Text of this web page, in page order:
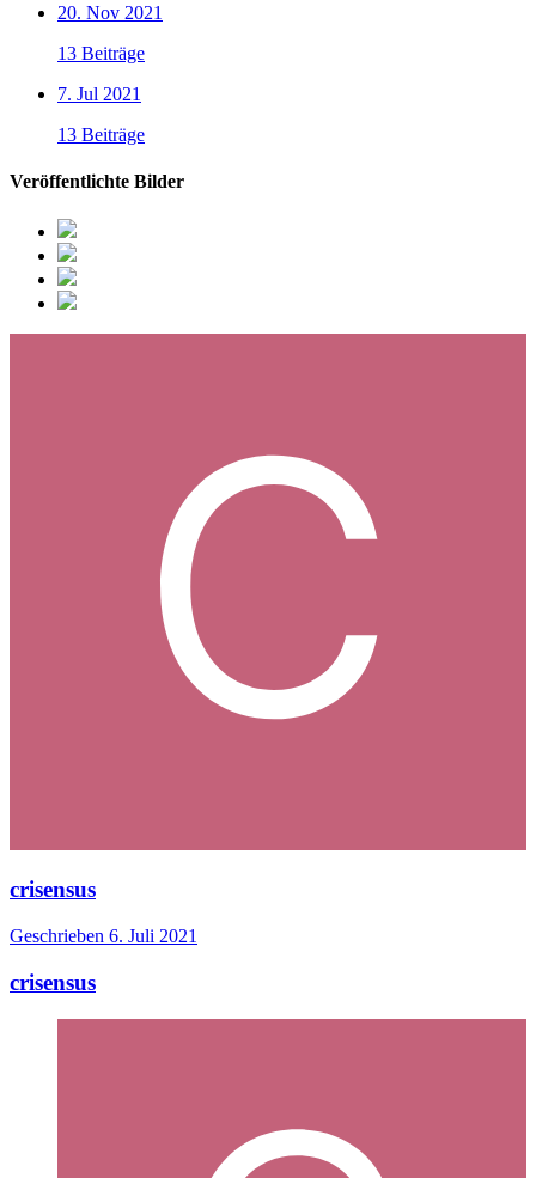
20. Nov 2021
13 Beiträge
7. Jul 2021
13 Beiträge
Veröffentlichte Bilder
crisensus
Geschrieben 6. Juli 2021
crisensus